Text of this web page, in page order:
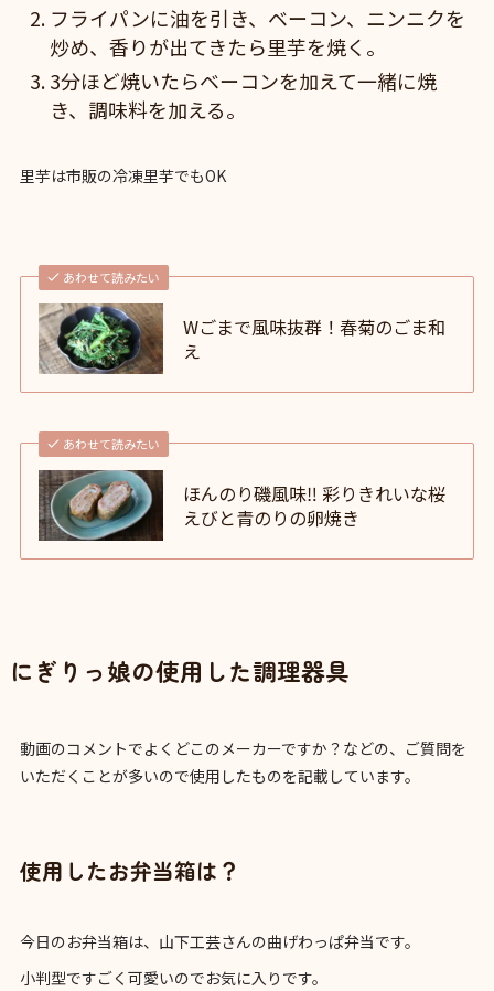
フライパンに油を引き、ベーコン、ニンニクを
炒め、香りが出てきたら里芋を焼く。
3分ほど焼いたらベーコンを加えて一緒に焼
き、調味料を加える。
里芋は市販の冷凍里芋でもOK
あわせて読みたい
Wごまで風味抜群！春菊のごま和
え
あわせて読みたい
ほんのり磯風味‼ 彩りきれいな桜
えびと青のりの卵焼き
にぎりっ娘の使用した調理器具
動画のコメントでよくどこのメーカーですか？などの、ご質問を
いただくことが多いので使用したものを記載しています。
使用したお弁当箱は？
今日のお弁当箱は、山下工芸さんの曲げわっぱ弁当です。
小判型ですごく可愛いのでお気に入りです。